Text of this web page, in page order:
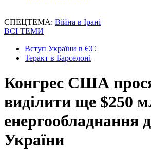
СПЕЦТЕМА: Війна в Ірані
ВСІ ТЕМИ
Вступ України в ЄС
Теракт в Барселоні
Конгрес США
виділити ще $250
енергообладнання
України